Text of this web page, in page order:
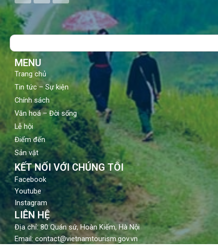
c
e
b
o
u
t
u
b
s
a
g
Search
MENU
Trang chủ
Tin tức – Sự kiện
Chính sách
Văn hoá – Đời sống
Lễ hội
Điểm đến
Sản vật
KẾT NỐI VỚI CHÚNG TÔI
Facebook
Youtube
Instagram
LIÊN HỆ
Địa chỉ: 80 Quán sứ, Hoàn Kiếm, Hà Nội
Email: contact@vietnamtourism.gov.vn